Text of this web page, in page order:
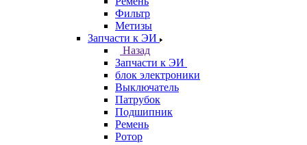
Фильтр
Метизы
Запчасти к ЭИ
Назад
Запчасти к ЭИ
блок электроники
Выключатель
Патрубок
Подшипник
Ремень
Ротор